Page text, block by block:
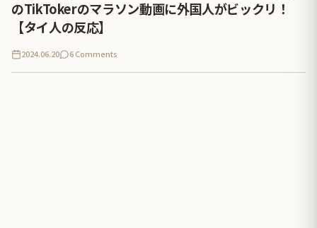
のTikTokerのマラソン動画に外国人がビックリ！
【タイ人の反応】
2024.06.20 6 Comments